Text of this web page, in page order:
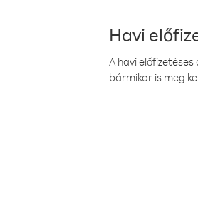
Havi
A havi
bármikor is meg